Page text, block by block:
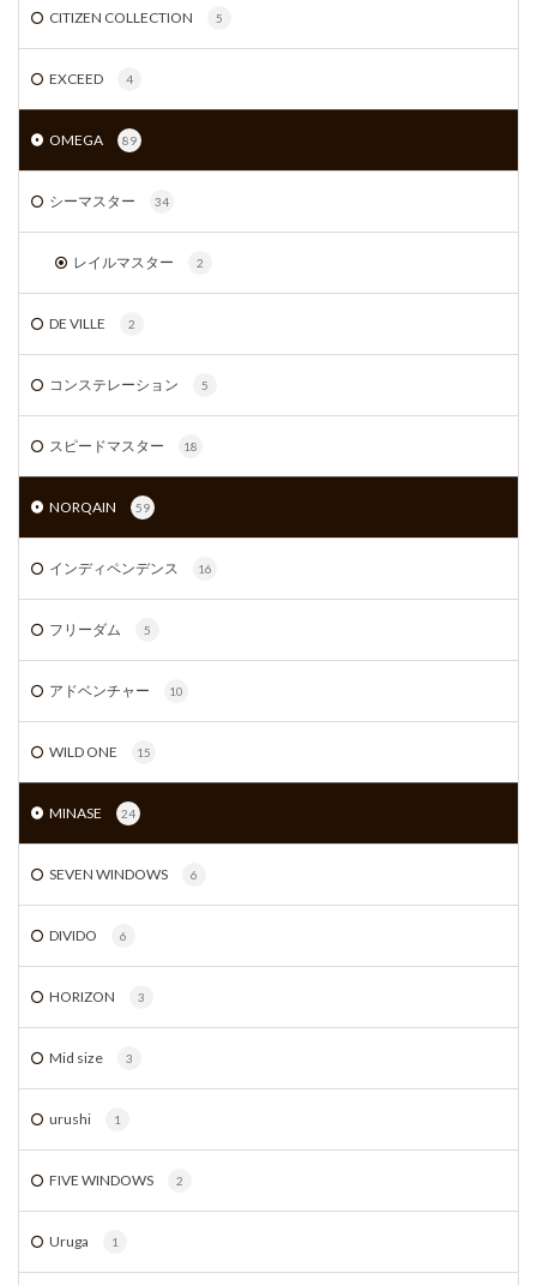
CITIZEN COLLECTION 5
EXCEED 4
OMEGA 89
シーマスター 34
レイルマスター 2
DE VILLE 2
コンステレーション 5
スピードマスター 18
NORQAIN 59
インディペンデンス 16
フリーダム 5
アドベンチャー 10
WILD ONE 15
MINASE 24
SEVEN WINDOWS 6
DIVIDO 6
HORIZON 3
Mid size 3
urushi 1
FIVE WINDOWS 2
Uruga 1